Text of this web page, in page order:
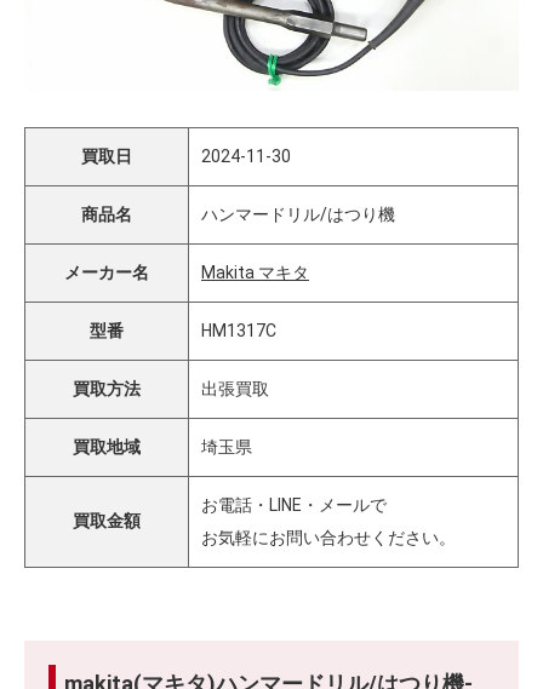
買取日 2024-11-30
商品名 ハンマードリル/はつり機
メーカー名 Makita マキタ
型番 HM1317C
買取方法 出張買取
買取地域 埼玉県
買取金額
お電話・LINE・メールで
お気軽にお問い合わせください。
makita(マキタ)ハンマードリル/はつり機-